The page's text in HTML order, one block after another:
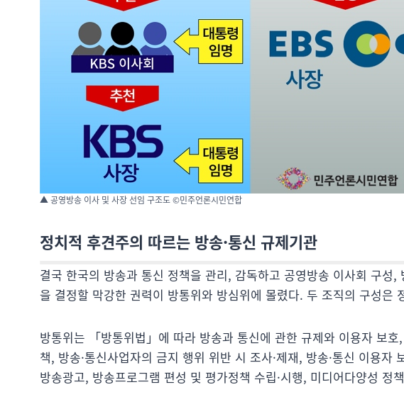
▲ 공영방송 이사 및 사장 선임 구조도 ©민주언론시민연합
정치적 후견주의 따르는 방송·통신 규제기관
결국 한국의 방송과 통신 정책을 관리, 감독하고 공영방송 이사회 구성
을 결정할 막강한 권력이 방통위와 방심위에 몰렸다. 두 조직의 구성은
방통위는 「방통위법」에 따라 방송과 통신에 관한 규제와 이용자 보
책, 방송·통신사업자의 금지 행위 위반 시 조사·제재, 방송·통신 이용자
방송광고, 방송프로그램 편성 및 평가정책 수립·시행, 미디어다양성 정